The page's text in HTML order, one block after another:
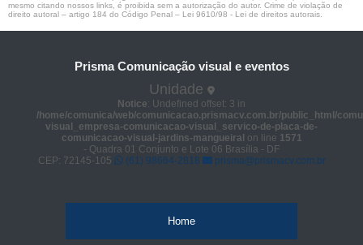
mesmo citando nossos links, é proibida sem a autorização do autor. Crime de violação de
direito autoral – artigo 184 do Código Penal – Lei 9610/98 - Lei de direitos autorais
Prisma Comunicação visual e eventos
Unidade
Notice: Undefined offset: 3 in
/home/comunica/web/comunicacao.prismacv.com.br/public_html/
visual_empresa-comunicacao-visual_servico-de-placa-de-
comunicacao-visual-jardins-mangueiral on line 1571
- Quadra 01 Conjunto e Lote 06 Brasília - DF
CEP: 72145-105
(61) 98664-2818 prisma@prismacv.com.br
Home